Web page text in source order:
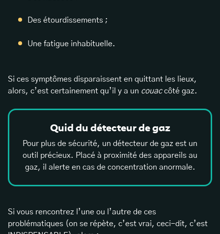
Des étourdissements ;
Une fatigue inhabituelle.
Si ces symptômes disparaissent en quittant les lieux,
alors, c’est certainement qu’il y a un couaccôté gaz.
Quid du détecteur de gaz
Pour plus de sécurité, un détecteur de gaz est un
outil précieux. Placé à proximité des appareils au
gaz, il alerte en cas de concentration anormale.
Si vous rencontrez l’une ou l’autre de ces
problématiques (on se répète, c’est vrai, ceci-dit, c’est